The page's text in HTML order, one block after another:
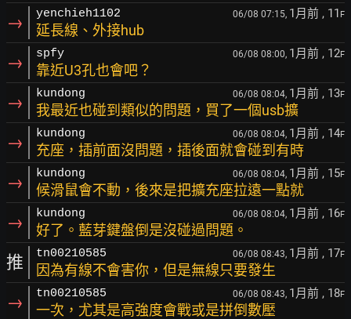
→ yenchieh1102 06/08 07:15, 1月前 , 11 F
延長線、外接hub
→ spfy 06/08 08:00, 1月前 , 12F
靠近U3孔也會吧？
→ kundong 06/08 08:04, 1月前 , 13F
我最近也碰到類似的問題，買了一個usb擴
→ kundong 06/08 08:04, 1月前 , 14F
充座，插前面沒問題，插後面就會碰到有時
→ kundong 06/08 08:04, 1月前 , 15F
候滑鼠會不動，後來是把擴充座拉遠一點就
→ kundong 06/08 08:04, 1月前 , 16F
好了。藍芽鍵盤倒是沒碰過問題。
推 tn00210585 06/08 08:43, 1月前 , 17F
因為有線不會害你，但是無線只要發生
→ tn00210585 06/08 08:43, 1月前 , 18F
一次，尤其是高強度會戰或是拼倒數壓